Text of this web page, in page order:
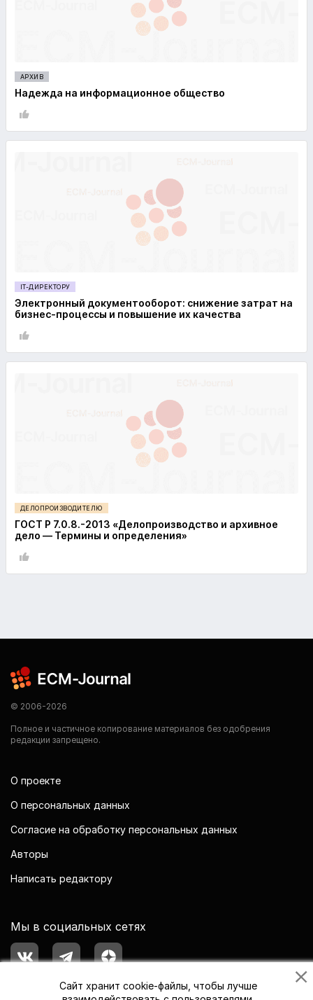
АРХИВ
Надежда на информационное общество
IT-ДИРЕКТОРУ
Электронный документооборот: снижение затрат на
бизнес-процессы и повышение их качества
ДЕЛОПРОИЗВОДИТЕЛЮ
ГОСТ Р 7.0.8.-2013 «Делопроизводство и архивное
дело — Термины и определения»
© 2006-2026
Полное и частичное копирование материалов без одобрения
редакции запрещено.
О проекте
О персональных данных
Согласие на обработку персональных данных
Авторы
Написать редактору
Мы в социальных сетях
Сайт хранит cookie-файлы, чтобы лучше